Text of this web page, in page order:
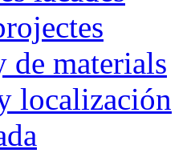
de materials
localización